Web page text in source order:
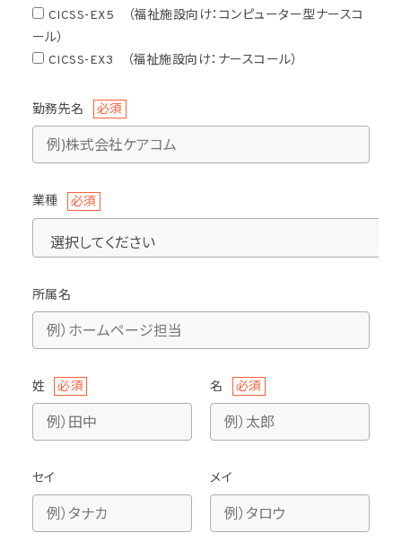
CICSS-EX5 （福祉施設向け：コンピューター型ナースコ
ール）
CICSS-EX3 （福祉施設向け：ナースコール）
勤務先名 必須
業種 必須
所属名
姓 必須 名 必須
セイ メイ